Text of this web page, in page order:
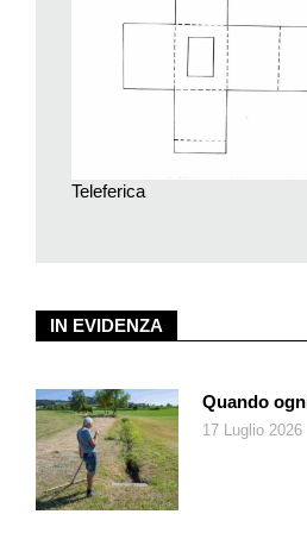
Cartoncino bianco o blu A3
Taglierino, forbice e righello
Bastoncino di colla
giorni
reparto Bricolage)
Procedimento
Prendete i sacchetti di carta kraft e
IN EVIDENZA
Quando
17 Luglio 2026
Teleferica